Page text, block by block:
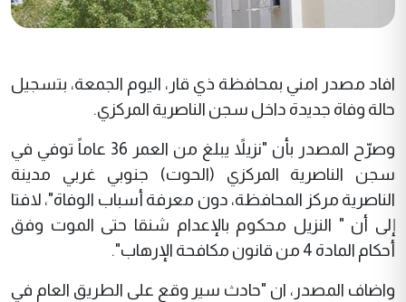
افاد مصدر امني بمحافظة ذي قار، اليوم الجمعة، بتسجيل
حالة وفاة جديدة داخل سجن الناصرية المركزي.
وصرّح المصدر بأن "نزيلاً يبلغ من العمر 36 عاماً توفي في
سجن الناصرية المركزي (الحوت) جنوبي غربي مدينة
الناصرية مركز المحافظة، دون معرفة أسباب الوفاة"، لافتا
إلى أن " النزيل محكوم بالإعدام شنقا حتى الموت وفق
أحكام المادة 4 من قانون مكافحة الإرهاب".
واضاف المصدر، ان "حادث سير وقع على الطريق العام في